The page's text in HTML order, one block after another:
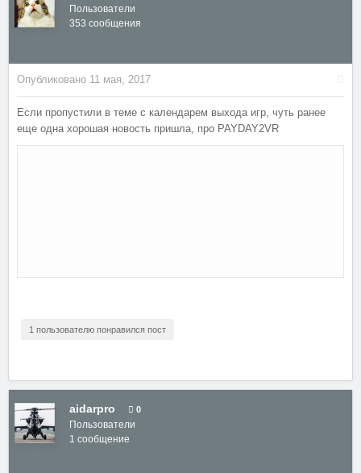
Пользователи
353 сообщения
Опубликовано 11 мая, 2017
Если пропустили в теме с календарем выхода игр, чуть ранее
еще одна хорошая новость пришла, про PAYDAY2VR
1 пользователю понравился пост
aidarpro 0
Пользователи
1 сообщение